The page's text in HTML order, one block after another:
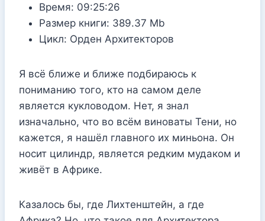
Время: 09:25:26
Размер книги: 389.37 Mb
Цикл: Орден Архитекторов
Я всё ближе и ближе подбираюсь к
пониманию того, кто на самом деле
является кукловодом. Нет, я знал
изначально, что во всём виноваты Тени, но
кажется, я нашёл главного их миньона. Он
носит цилиндр, является редким мудаком и
живёт в Африке.
Казалось бы, где Лихтенштейн, а где